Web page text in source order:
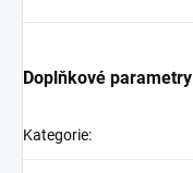
Doplňkové parametry
Kategorie: